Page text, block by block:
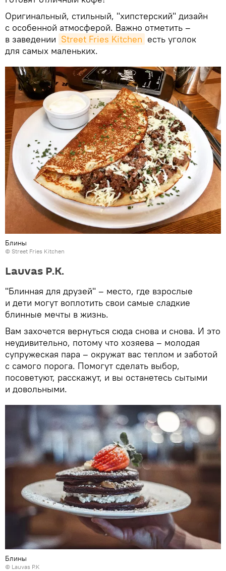
Оригинальный, стильный, "хипстерский" дизайн
с особенной атмосферой. Важно отметить –
в заведении Street Fries Kitchen есть уголок
для самых маленьких.
Блины
© Street Fries Kitchen
Lauvas P.K.
"Блинная для друзей" – место, где взрослые
и дети могут воплотить свои самые сладкие
блинные мечты в жизнь.
Вам захочется вернуться сюда снова и снова. И это
неудивительно, потому что хозяева – молодая
супружеская пара – окружат вас теплом и заботой
с самого порога. Помогут сделать выбор,
посоветуют, расскажут, и вы останетесь сытыми
и довольными.
Блины
© Lauvas P.K